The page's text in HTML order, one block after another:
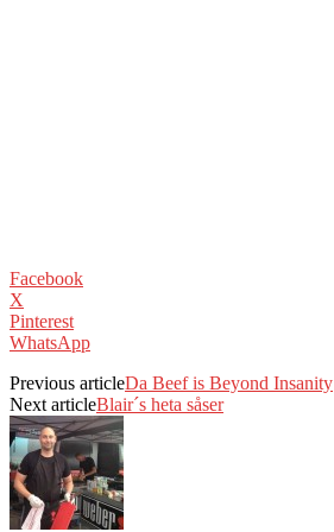
Facebook
X
Pinterest
WhatsApp
Previous articleDa Beef is Beyond Insanity
Next articleBlair´s heta såser